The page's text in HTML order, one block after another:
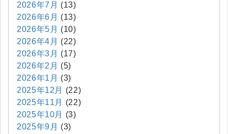
2026年7月 (13)
2026年6月 (13)
2026年5月 (10)
2026年4月 (22)
2026年3月 (17)
2026年2月 (5)
2026年1月 (3)
2025年12月
(22)
2025年11月
(22)
2025年10月
(3)
2025年9月 (3)